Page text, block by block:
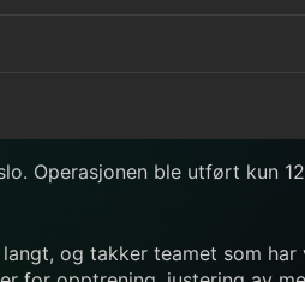
Operasjonen ble utført kun
og takker teamet som